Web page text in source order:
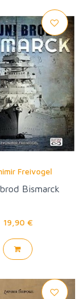
Freivogel
Bismarck
19,90 €